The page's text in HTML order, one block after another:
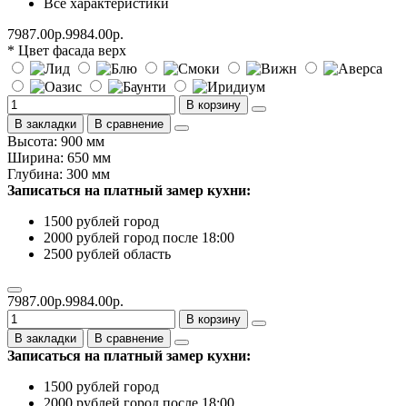
7987.00р.9984.00р.
* Цвет фасада верх
В корзину
В закладки
В сравнение
Высота: 900 мм
Ширина: 650 мм
Глубина: 300 мм
Записаться на платный замер кухни:
1500 рублей город
2000 рублей город после 18:00
2500 рублей область
7987.00р.9984.00р.
В корзину
В закладки
В сравнение
Записаться на платный замер кухни:
1500 рублей город
2000 рублей город после 18:00